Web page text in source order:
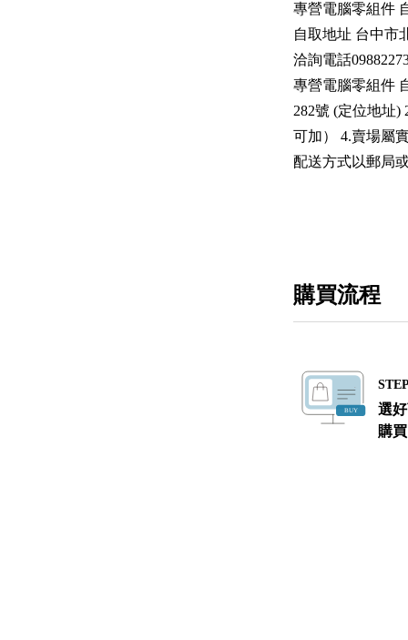
專營電腦零組件
自取地址 台中市
洽詢電話
專營電腦零組件
282號 (定位地址)
可加） 4.賣場屬
配送方式以郵局
購買流程
選
購